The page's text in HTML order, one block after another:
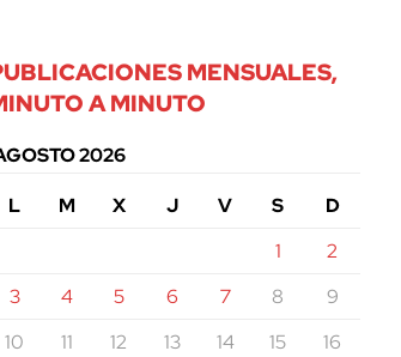
MENSUALES,
A MINUTO
2026
L
M X J V S
D
1
2
3
4 5 6 7 8
9
10
11 12 13 14 15
16